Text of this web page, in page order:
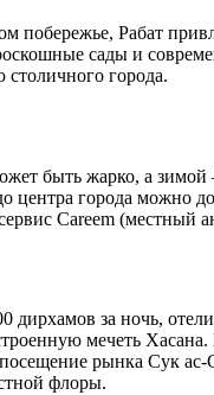
побережье, Рабат
сады и
столичного города.
быть жарко, а
города можно
Careem (местный
за ночь,
мечеть
рынка Сук
флоры.